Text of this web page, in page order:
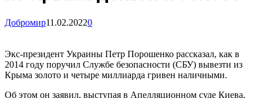
Добромир11.02.20220
Экс-президент Украины Петр Порошенко рассказал, как в
2014 году поручил Службе безопасности (СБУ) вывезти из
Крыма золото и четыре миллиарда гривен наличными.
Об этом он заявил, выступая в Апелляционном суде Киева,